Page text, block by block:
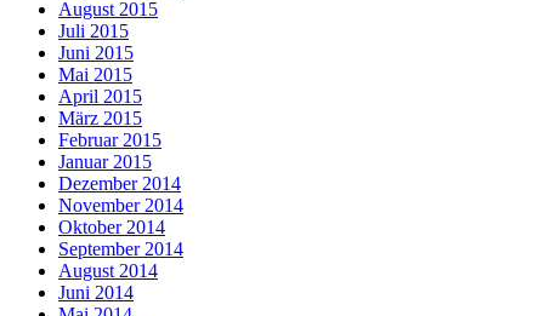
August 2015
Juli 2015
Juni 2015
Mai 2015
April 2015
März 2015
Februar 2015
Januar 2015
Dezember 2014
November 2014
Oktober 2014
September 2014
August 2014
Juni 2014